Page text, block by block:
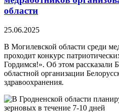
области
25.06.2025
В Могилевской области среди
проходит конкурс
Гордимся!». Об этом рассказали
областной организации
здравоохранения.